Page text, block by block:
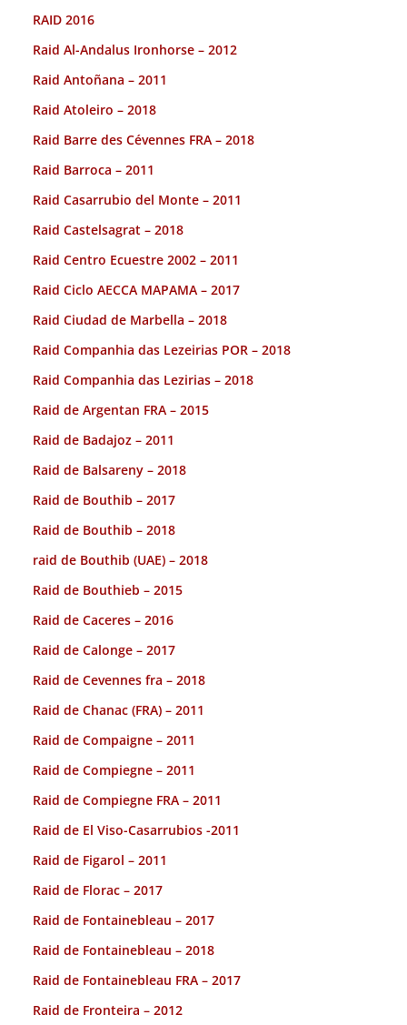
RAID 2016
Raid Al-Andalus Ironhorse – 2012
Raid Antoñana – 2011
Raid Atoleiro – 2018
Raid Barre des Cévennes FRA – 2018
Raid Barroca – 2011
Raid Casarrubio del Monte – 2011
Raid Castelsagrat – 2018
Raid Centro Ecuestre 2002 – 2011
Raid Ciclo AECCA MAPAMA – 2017
Raid Ciudad de Marbella – 2018
Raid Companhia das Lezeirias POR – 2018
Raid Companhia das Lezirias – 2018
Raid de Argentan FRA – 2015
Raid de Badajoz – 2011
Raid de Balsareny – 2018
Raid de Bouthib – 2017
Raid de Bouthib – 2018
raid de Bouthib (UAE) – 2018
Raid de Bouthieb – 2015
Raid de Caceres – 2016
Raid de Calonge – 2017
Raid de Cevennes fra – 2018
Raid de Chanac (FRA) – 2011
Raid de Compaigne – 2011
Raid de Compiegne – 2011
Raid de Compiegne FRA – 2011
Raid de El Viso-Casarrubios -2011
Raid de Figarol – 2011
Raid de Florac – 2017
Raid de Fontainebleau – 2017
Raid de Fontainebleau – 2018
Raid de Fontainebleau FRA – 2017
Raid de Fronteira – 2012